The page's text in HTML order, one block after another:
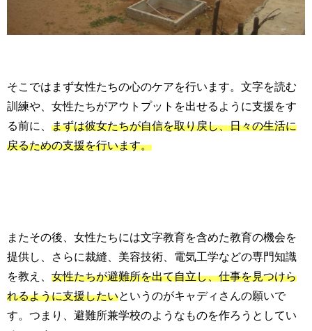
そこではまず女性たちの心のケアを行います。文字を読む
訓練や、女性たちがアウトプットを出せるように支援をす
る前に、 まずは彼女たちが自信を取り戻し、日々の生活に
戻るための支援を行います。
またその後、女性たちには文字教育を含めた教育の機会を
提供し、さらに裁縫、美容技術、電気工学などの専門知識
を教え、 女性たちが避難所を出て自立し、仕事を見つけら
れるように支援したいというのがキャディさんの願いで
す。つまり、避難所兼学校のようなものを作ろうとしてい